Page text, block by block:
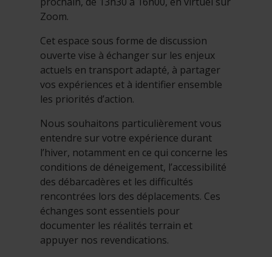
Zoom.
Cet espace sous forme de discussion
ouverte vise à échanger sur les enjeux
actuels en transport adapté, à partager
vos expériences et à identifier ensemble
les priorités d’action.
Nous souhaitons particulièrement vous
entendre sur votre expérience durant
l’hiver, notamment en ce qui concerne les
conditions de déneigement, l’accessibilité
des débarcadères et les difficultés
rencontrées lors des déplacements. Ces
échanges sont essentiels pour
documenter les réalités terrain et
appuyer nos revendications.